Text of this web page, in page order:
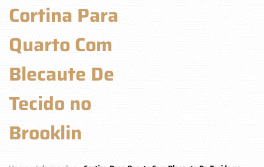
Cortina Para
Quarto Com
Blecaute De
Tecido no
Brooklin